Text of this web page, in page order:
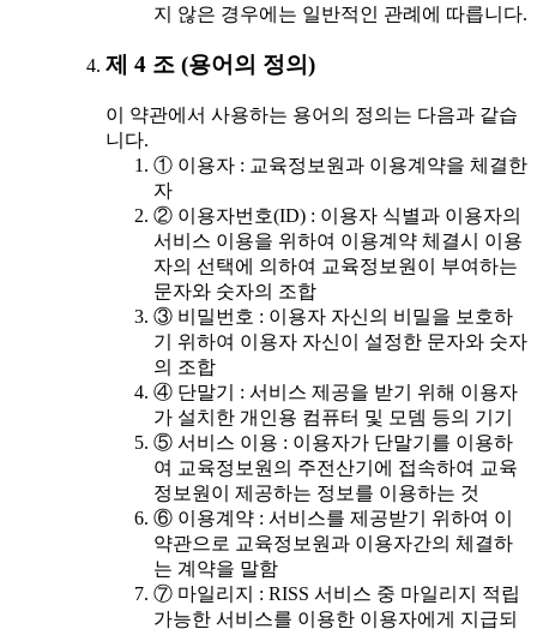
지 않은 경우에는 일반적인 관례에 따릅니다.
제 4 조 (용어의 정의)
이 약관에서 사용하는 용어의 정의는 다음과 같습
니다.
① 이용자 : 교육정보원과 이용계약을 체결한
자
② 이용자번호(ID) : 이용자 식별과 이용자의
서비스 이용을 위하여 이용계약 체결시 이용
자의 선택에 의하여 교육정보원이 부여하는
문자와 숫자의 조합
③ 비밀번호 : 이용자 자신의 비밀을 보호하
기 위하여 이용자 자신이 설정한 문자와 숫자
의 조합
④ 단말기 : 서비스 제공을 받기 위해 이용자
가 설치한 개인용 컴퓨터 및 모뎀 등의 기기
⑤ 서비스 이용 : 이용자가 단말기를 이용하
여 교육정보원의 주전산기에 접속하여 교육
정보원이 제공하는 정보를 이용하는 것
⑥ 이용계약 : 서비스를 제공받기 위하여 이
약관으로 교육정보원과 이용자간의 체결하
는 계약을 말함
⑦ 마일리지 : RISS 서비스 중 마일리지 적립
가능한 서비스를 이용한 이용자에게 지급되